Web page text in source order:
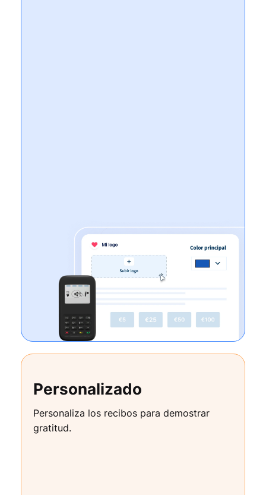
Personalizado
Personaliza los recibos para demostrar
gratitud.